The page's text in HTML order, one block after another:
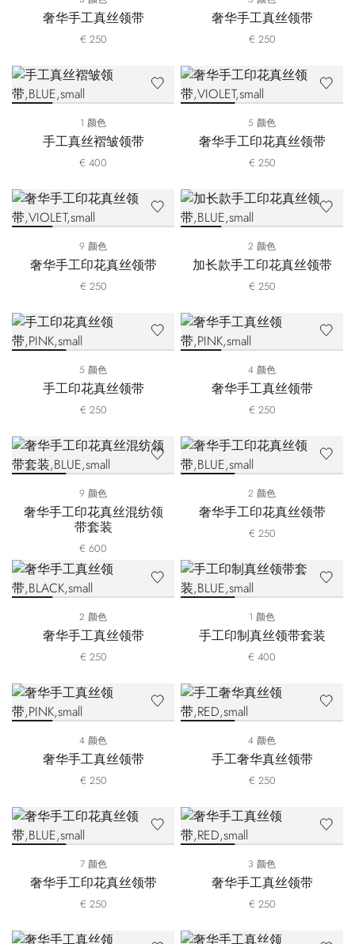
奢华手工真丝领带
€ 250
奢华手工真丝领带
€ 250
1 颜色
手工真丝褶皱领带
€ 400
5 颜色
奢华手工印花真丝领带
€ 250
9 颜色
奢华手工印花真丝领带
€ 250
2 颜色
加长款手工印花真丝领带
€ 250
5 颜色
手工印花真丝领带
€ 250
4 颜色
奢华手工真丝领带
€ 250
9 颜色
奢华手工印花真丝混纺领
带套装
€ 600
2 颜色
奢华手工印花真丝领带
€ 250
2 颜色
奢华手工真丝领带
€ 250
1 颜色
手工印制真丝领带套装
€ 400
4 颜色
奢华手工真丝领带
€ 250
4 颜色
手工奢华真丝领带
€ 250
7 颜色
奢华手工印花真丝领带
€ 250
3 颜色
奢华手工真丝领带
€ 250